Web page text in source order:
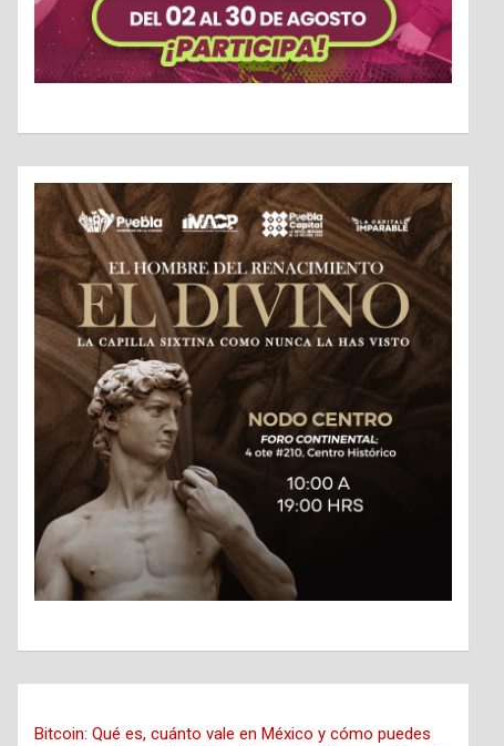
Bitcoin: Qué es, cuánto vale en México y cómo puedes